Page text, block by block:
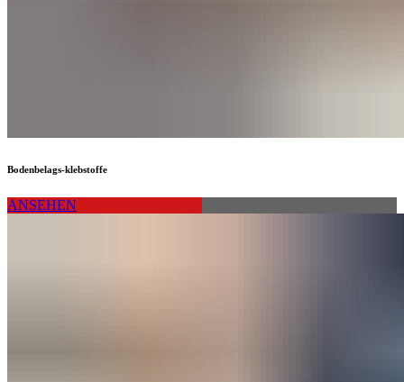
Bodenbelags-klebstoffe
ANSEHEN